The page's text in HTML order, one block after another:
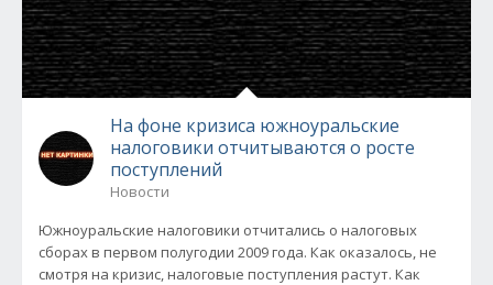
На фоне кризиса южноуральские
налоговики отчитываются о росте
поступлений
Новости
Южноуральские налоговики отчитались о налоговых
сборах в первом полугодии 2009 года. Как оказалось, не
смотря на кризис, налоговые поступления растут. Как